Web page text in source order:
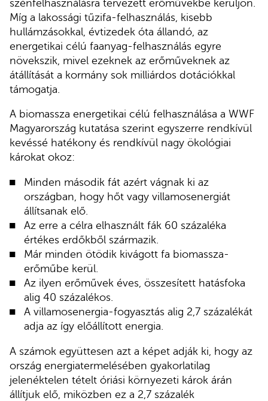
szénfelhasználásra tervezett erőművekbe kerüljön.
Míg a lakossági tűzifa-felhasználás, kisebb
hullámzásokkal, évtizedek óta állandó, az
energetikai célú faanyag-felhasználás egyre
növekszik, mivel ezeknek az erőműveknek az
átállítását a kormány sok milliárdos dotációkkal
támogatja.
A biomassza energetikai célú felhasználása a WWF
Magyarország kutatása szerint egyszerre rendkívül
kevéssé hatékony és rendkívül nagy ökológiai
károkat okoz:
Minden második fát azért vágnak ki az
országban, hogy hőt vagy villamosenergiát
állítsanak elő.
Az erre a célra elhasznált fák 60 százaléka
értékes erdőkből származik.
Már minden ötödik kivágott fa biomassza-
erőműbe kerül.
Az ilyen erőművek éves, összesített hatásfoka
alig 40 százalékos.
A villamosenergia-fogyasztás alig 2,7 százalékát
adja az így előállított energia.
A számok együttesen azt a képet adják ki, hogy az
ország energiatermelésében gyakorlatilag
jelenéktelen tételt óriási környezeti károk árán
állítjuk elő, miközben ez a 2,7 százalék